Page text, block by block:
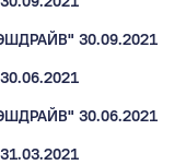
30.09.2021
30.06.2021